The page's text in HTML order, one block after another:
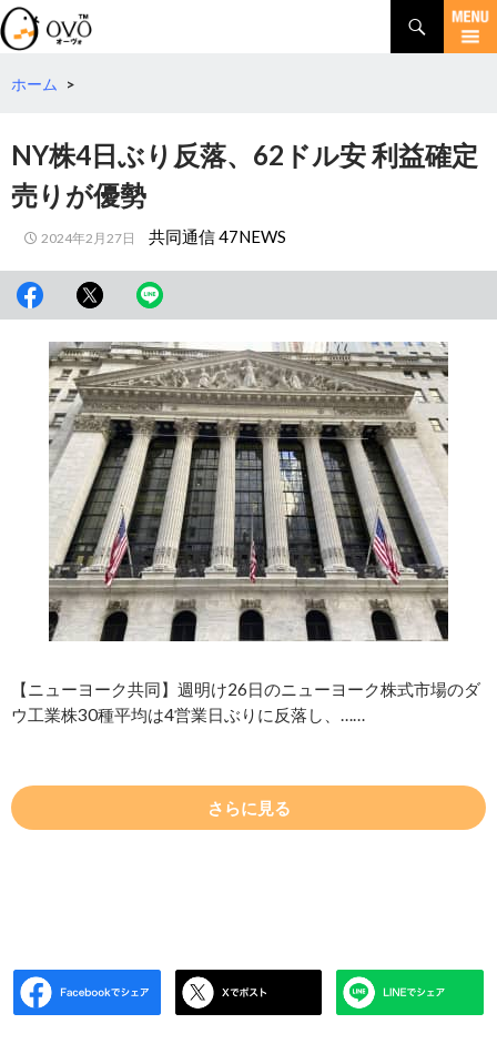
検
索
コ
テ
動
ホーム >
NY株4日ぶり反落、62ドル安 利益確定
売りが優勢
2024年2月27日 共同通信 47NEWS
【ニューヨーク共同】週明け26日のニューヨーク株式市場のダ
ウ工業株30種平均は4営業日ぶりに反落し、……
さらに見る